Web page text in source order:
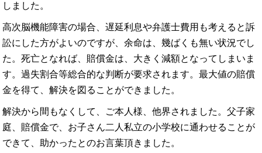
しました。
高次脳機能障害の場合、遅延利息や弁護士費用も考えると訴
訟にした方がよいのですが、余命は、幾ばくも無い状況でし
た。死亡となれば、賠償金は、大きく減額となってしまいま
す。過失割合等総合的な判断が要求されます。最大値の賠償
金を得て、解決を図ることができました。
解決から間もなくして、ご本人様、他界されました。父子家
庭、賠償金で、お子さん二人私立の小学校に通わせることが
できて、助かったとのお言葉頂きました。